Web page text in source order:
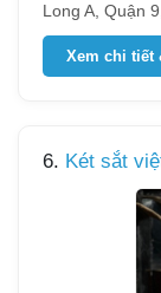
Long A, Quận
Xem chi tiết
6. Két sắt